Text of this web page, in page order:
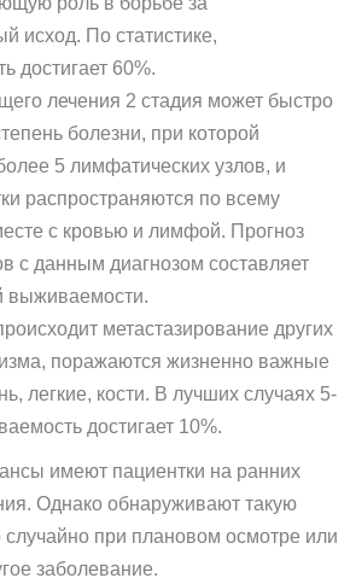
исход. По статистике,
достигает 60%.
лечения 2 стадия может быстро
болезни, при которой
5 лимфатических узлов, и
распространяются по всему
с кровью и лимфой. Прогноз
с данным диагнозом составляет
выживаемости.
метастазирование других
поражаются жизненно важные
легкие, кости. В лучших случаях 5-
достигает 10%.
имеют пациентки на ранних
Однако обнаруживают такую
при плановом осмотре или
заболевание.